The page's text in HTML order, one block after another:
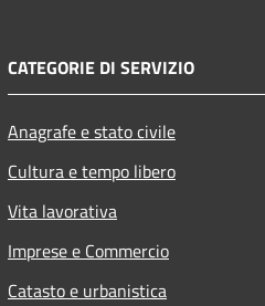
CATEGORIE DI SERVIZIO
Anagrafe e stato civile
Cultura e tempo libero
Vita lavorativa
Imprese e Commercio
Catasto e urbanistica